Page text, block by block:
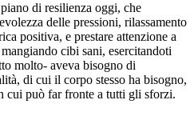
di resilienza oggi, che
delle pressioni, rilassamento
positiva, e prestare attenzione a
cibi sani, esercitandoti
molto- aveva bisogno di
di cui il corpo stesso ha bisogno,
cui può far fronte a tutti gli sforzi.